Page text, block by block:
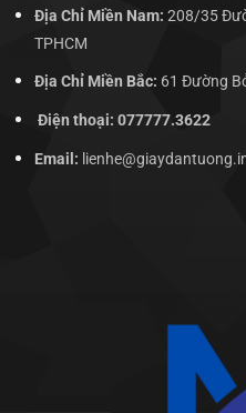
Địa Chỉ Miền Nam: 208/35
TPHCM
Địa Chỉ Miền Bắc: 61 Đường
Điện thoại: 077777.3622
Email: